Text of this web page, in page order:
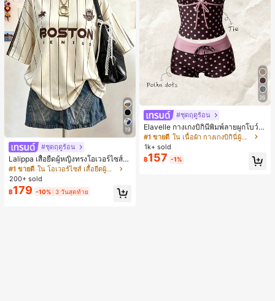
19
#ชุดฤดูร้อน
Lalippa เสื้อยืดผู้หญิงทรงโอเวอร์ไซส์ค
วามยาวกลาง คอกลม ไหล่ตก ลายพิมพ์
ตัวอักษรและลายทางแนวตั้ง สไตล์แฟชั่
นมินิมอล ของขวัญให้เพื่อน
#1 ขายดี
ใน โอเวอร์ไซส์ เสื้อยืดผู้หญิง
200+ sold
฿179 -10% 3 วันสุดท้าย
26
#ชุดฤดูร้อน
Elavelle กางเกงบิกินี่พิมพ์ลายผูกโบว์เอ
วสูงสำหรับผู้หญิง, ฤดูใบไม้ผลิ/ฤดูร้อน
#1 ขายดี
ใน เนื้อผ้า กางเกงบิกินี่ผู้หญิง
1k+ sold
฿157 -1%